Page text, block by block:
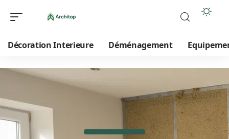
Décoration Interieure Déménagement